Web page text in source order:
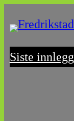
to
content
Siste innlegg